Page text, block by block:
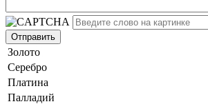
Золото
Серебро
Платина
Палладий